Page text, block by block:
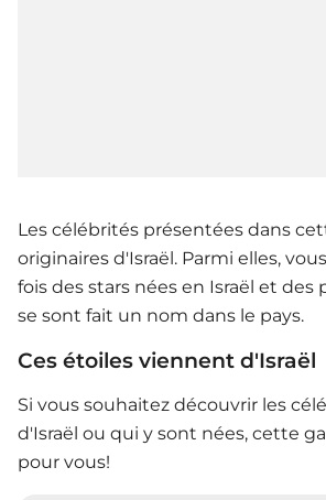
Les célébrités présentées dans
originaires d'Israël. Parmi elles,
fois des stars nées en Israël et des
se sont fait un nom dans le pays.
Ces étoiles viennent d'Israël
Si vous souhaitez découvrir les
d'Israël ou qui y sont nées, cette
pour vous!